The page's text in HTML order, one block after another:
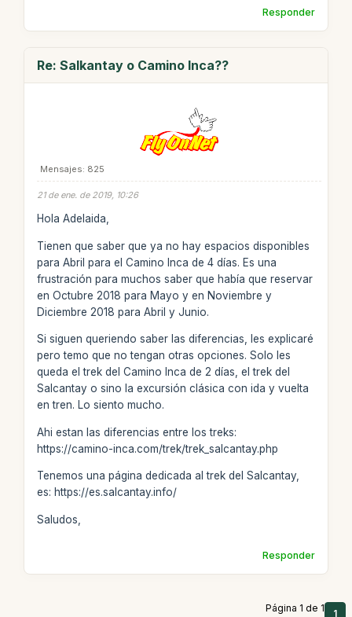
Responder
Re: Salkantay o Camino Inca??
Mensajes: 825
21 de ene. de 2019, 10:26
Hola Adelaida,
Tienen que saber que ya no hay espacios disponibles
para Abril para el Camino Inca de 4 días. Es una
frustración para muchos saber que había que reservar
en Octubre 2018 para Mayo y en Noviembre y
Diciembre 2018 para Abril y Junio.
Si siguen queriendo saber las diferencias, les explicaré
pero temo que no tengan otras opciones. Solo les
queda el trek del Camino Inca de 2 días, el trek del
Salcantay o sino la excursión clásica con ida y vuelta
en tren. Lo siento mucho.
Ahi estan las diferencias entre los treks:
https://camino-inca.com/trek/trek_salcantay.php
Tenemos una página dedicada al trek del Salcantay,
es: https://es.salcantay.info/
Saludos,
Responder
Página 1 de 1 1